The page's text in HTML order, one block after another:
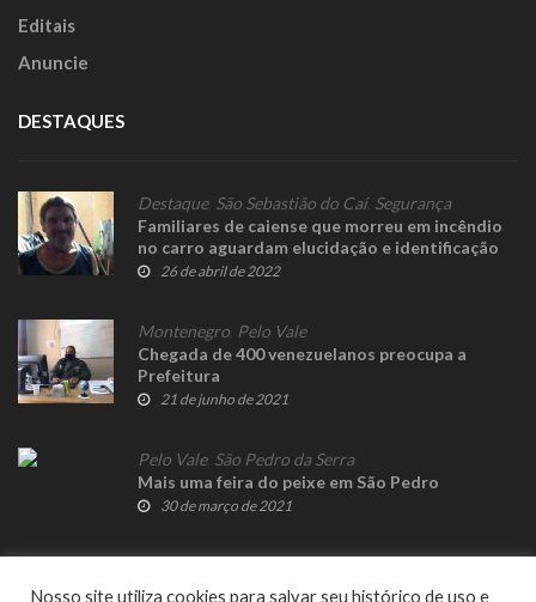
Editais
Anuncie
DESTAQUES
Destaque, São Sebastião do Caí, Segurança
Familiares de caiense que morreu em incêndio
no carro aguardam elucidação e identificação
do corpo para fazer despedida
26 de abril de 2022
Montenegro Pelo Vale
Chegada de 400 venezuelanos preocupa a
Prefeitura
21 de junho de 2021
Pelo Vale, São Pedro da Serra
Mais uma feira do peixe em São Pedro
30 de março de 2021
Nosso site utiliza cookies para salvar seu histórico de uso e